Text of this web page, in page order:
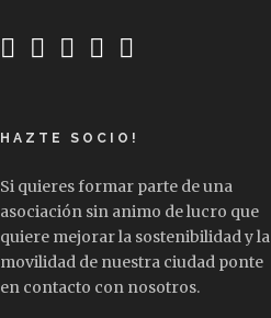
HAZTE SOCIO!
Si quieres formar parte de una
asociación sin animo de lucro que
quiere mejorar la sostenibilidad y la
movilidad de nuestra ciudad ponte
en contacto con nosotros.